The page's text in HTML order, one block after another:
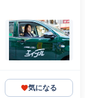
気になる